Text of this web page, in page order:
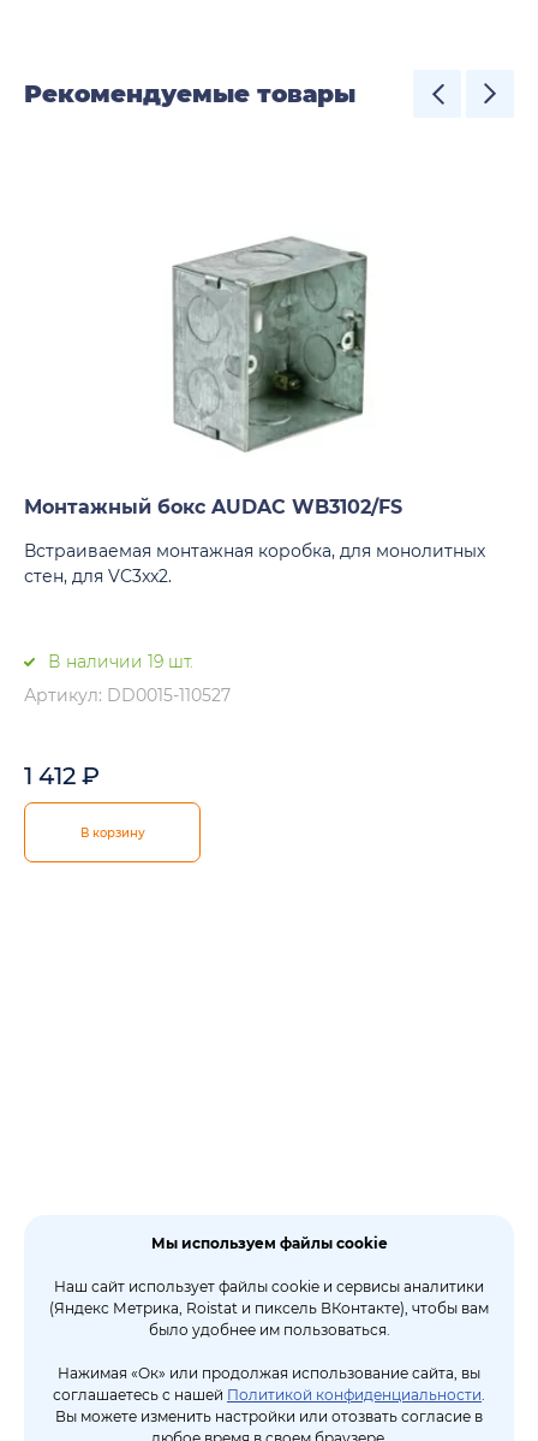
Рекомендуемые товары
Монтажный бокс AUDAC WB3102/FS
Встраиваемая монтажная коробка, для монолитных
стен, для VC3xx2.
В наличии 19 шт.
Артикул: DD0015-110527
1 412 ₽
В корзину
Мы используем файлы cookie
Наш сайт использует файлы cookie и сервисы аналитики
(Яндекс Метрика, Roistat и пиксель ВКонтакте), чтобы вам
было удобнее им пользоваться.
Нажимая «Ок» или продолжая использование сайта, вы
соглашаетесь с нашей Политикой конфиденциальности.
Вы можете изменить настройки или отозвать согласие в